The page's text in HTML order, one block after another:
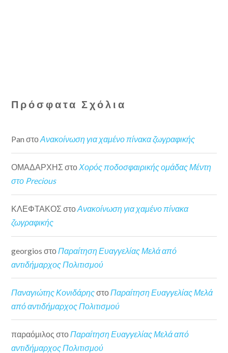
Πρόσφατα Σχόλια
Pan στοΑνακοίνωση για χαμένο πίνακα ζωγραφικής
ΟΜΑΔΑΡΧΗΣ στοΧορός ποδοσφαιρικής ομάδας Μέντη
στο Precious
ΚΛΕΦΤΑΚΟΣ στοΑνακοίνωση για χαμένο πίνακα
ζωγραφικής
georgios στο Παραίτηση Ευαγγελίας Μελά από
αντιδήμαρχος Πολιτισμού
Παναγιώτης Κονιδάρηςστο Παραίτηση Ευαγγελίας Μελά
από αντιδήμαρχος Πολιτισμού
παραόμιλος στοΠαραίτηση Ευαγγελίας Μελά από
αντιδήμαρχος Πολιτισμού